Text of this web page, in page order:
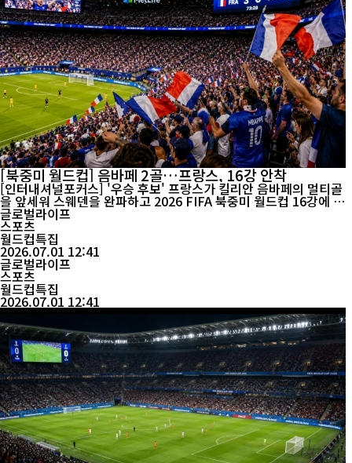
[북중미 월드컵] 음바페 2골…프랑스, 16강 안착
[인터내셔널포커스] '우승 후보' 프랑스가 킬리안 음바페의 멀티골
을 앞세워 스웨덴을 완파하고 2026 FIFA 북중미 월드컵 16강에 안
착했다. 경기 내용과 결과 모두 압도적이었다. 공수에서 한 수 위의
전력을 과시한 프랑스는 강력한 우승 후보다운 면모를 다시 한번 입
증했다. 프랑스는 한국시간 7월 1일 미국 뉴저지 메트라이프 스타디
움에서 열린 월드컵 32강전에서 스웨덴을 3-0으로 꺾...
글로벌라이프
스포츠
월드컵특집
2026.07.01 12:41
글로벌라이프
스포츠
월드컵특집
2026.07.01 12:41